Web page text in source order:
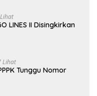
LINES II Disingkirkan
Lihat
Tunggu Nomor